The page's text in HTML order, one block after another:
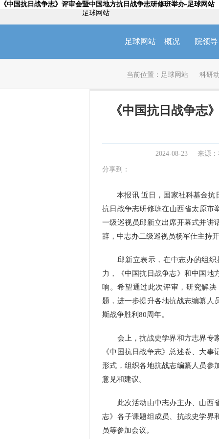
《中国抗日战争志》评审会暨中国地方抗日战争志研修班举办-足球网站
足球网站
足球网站 概况 院领导
当前位置： 足球网站 科研
《中国抗日战争志
2024-08-23 来源
分享到：
本报讯 近日，国家社科基金抗
抗日战争志研修班在山西省太原市
一级巡视员邱新立出席开幕式并讲
辞，中志办二级巡视员杨军仕主持
邱新立表示，在中志办的组织
力，《中国抗日战争志》和中国地
响。希望通过此次评审，研究解
题，进一步提升各地抗战志编纂人
斯战争胜利80周年。
会上，抗战史学界和方志界专家
《中国抗日战争志》总述卷、大
形式，组织各地抗战志编纂人员参
意见和建议。
此次活动由中志办主办、山西省
志》各子课题组成员、抗战史学界
员等参加会议。